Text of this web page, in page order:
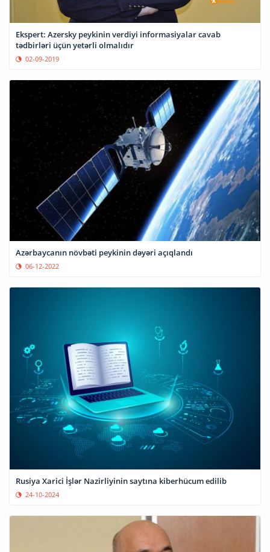
Ekspert: Azersky peykinin verdiyi informasiyalar cavab
tədbirləri üçün yetərli olmalıdır
02-09-2019
Azərbaycanın növbəti peykinin dəyəri açıqlandı
06-12-2022
Rusiya Xarici İşlər Nazirliyinin saytına kiberhücum edilib
24-10-2024